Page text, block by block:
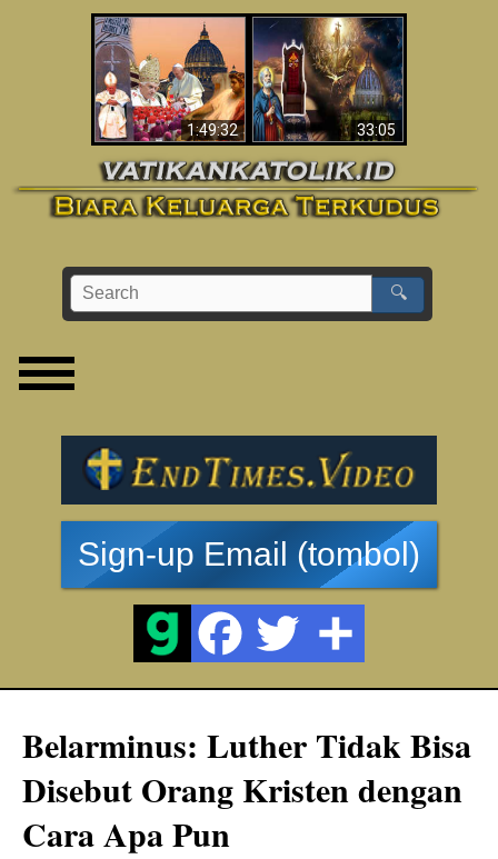
1:49:32
Wahyu di Vatikan
Sekarang
33:05
Apakah Alkitab
Memprediksikan 70
Tahun Tanpa
Seorang Paus?
🔍
Sign-up Email (tombol)
Belarminus: Luther Tidak Bisa
Disebut Orang Kristen dengan
Cara Apa Pun